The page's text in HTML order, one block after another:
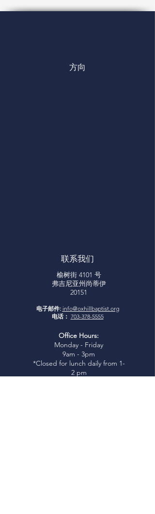
方向
联系我们
榆树街 4101 号
弗吉尼亚州尚蒂伊
20151
电子邮件: info@oxhillbaptist.org
电话： 703-378-5555
Office Hours:
Monday - Friday
9am - 3pm
*Closed for lunch daily from 1-
2 pm